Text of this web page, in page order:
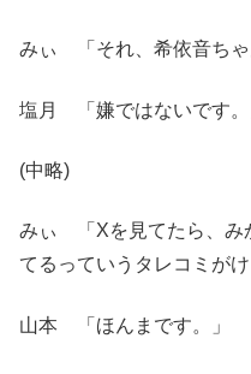
みぃ 「それ、希依音ちゃ
塩月 「嫌ではないです。
(中略)
みぃ 「Xを見てたら、み
てるっていうタレコミが
山本 「ほんまです。」